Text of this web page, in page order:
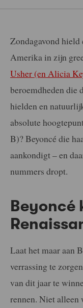
Zondagavond
Amerika in zijn
Usher (en Alicia
beroemdheden die
hielden en
absolute
B)? Beyoncé die
aankondigt – en
nummers dropt.
Beyoncé
Laat het maar aan
verrassing te
van dit jaar te
rennen. Niet alleen